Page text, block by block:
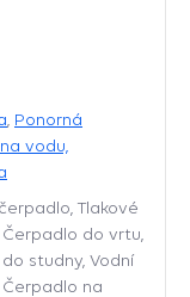
Ponorná
vodu,
Tlakové
do vrtu,
studny, Vodní
na